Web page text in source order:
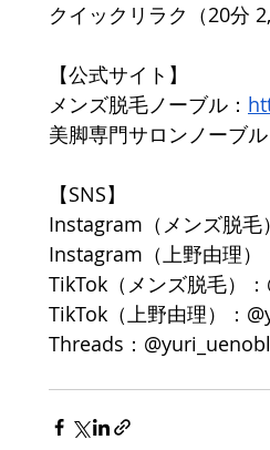
クイックリラク（20分
【公式サイト】
メンズ脱毛ノーブル：
美脚専門サロンノーブル
【SNS】
Instagram（メンズ脱
Instagram（上野由理
TikTok（メンズ脱毛）
TikTok（上野由理）：
Threads：